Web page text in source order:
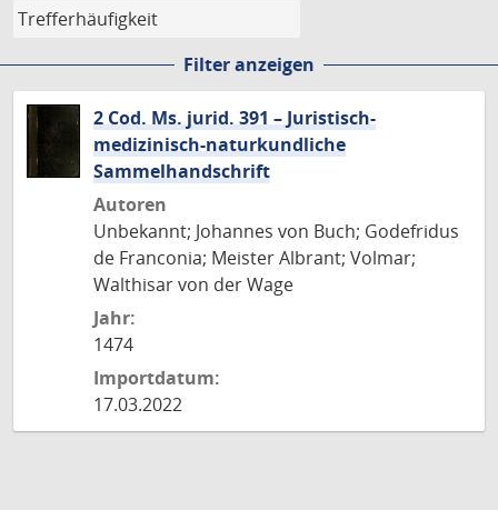
Filter anzeigen
2 Cod. Ms. jurid. 391 – Juristisch-
medizinisch-naturkundliche
Sammelhandschrift
Autoren
Unbekannt; Johannes von Buch; Godefridus
de Franconia; Meister Albrant; Volmar;
Walthisar von der Wage
Jahr:
1474
Importdatum:
17.03.2022